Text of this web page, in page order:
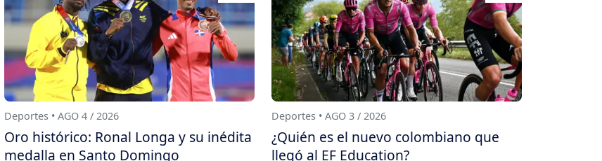
Deportes • AGO 4 / 2026
Oro histórico: Ronal Longa y su inédita
medalla en Santo Domingo
Deportes • AGO 3 / 2026
¿Quién es el nuevo colombiano que
llegó al EF Education?